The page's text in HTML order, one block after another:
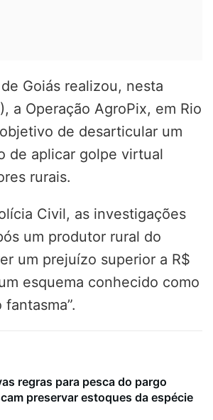
Goiás realizou, nesta
a Operação AgroPix, em Rio
de desarticular um
de aplicar golpe virtual
rurais.
Civil, as investigações
um produtor rural do
um prejuízo superior a R$
esquema conhecido como
regras para pesca do pargo
preservar estoques da espécie